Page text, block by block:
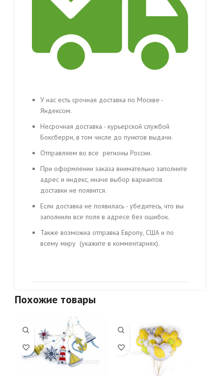
У нас есть срочная доставка по Москве -
Яндексом.
Несрочная доставка - курьерской службой
Боксберри, в том числе до пунктов выдачи.
Отправляем во все регионы России.
При оформлении заказа внимательно заполните
адрес и индекс, иначе выбор вариантов
доставки не появится.
Если доставка не появилась - убедитесь, что вы
заполнили все поля в адресе без ошибок.
Также возможна отправка Европу, США и по
всему миру (укажите в комментариях).
Похожие товары